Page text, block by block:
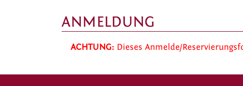
ANMELDUNG
ACHTUNG: Dieses Anmelde/